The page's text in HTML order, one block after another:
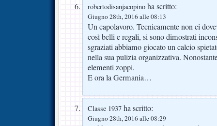
robertodisanjacopino ha scritto:
Giugno 28th, 2016 alle 08:13
Un capolavoro. Tecnicamente non ci
così belli e regali, si sono dimostrati
sgraziati abbiamo giocato un calcio
nella sua pulizia organizzativa.
elementi zoppi.
E ora la Germania…
Classe 1937 ha scritto:
Giugno 28th, 2016 alle 08:29